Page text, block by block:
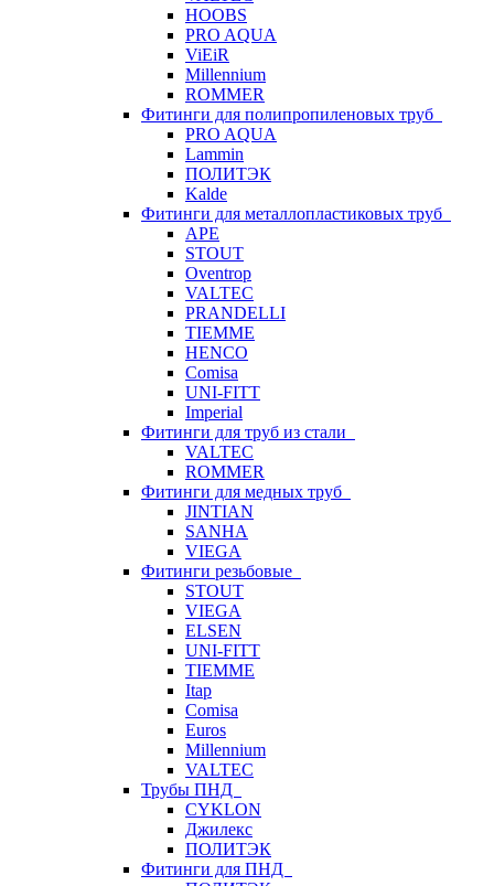
HOOBS
PRO AQUA
ViEiR
Millennium
ROMMER
Фитинги для полипропиленовых труб
PRO AQUA
Lammin
ПОЛИТЭК
Kalde
Фитинги для металлопластиковых труб
APE
STOUT
Oventrop
VALTEC
PRANDELLI
TIEMME
HENCO
Comisa
UNI-FITT
Imperial
Фитинги для труб из стали
VALTEC
ROMMER
Фитинги для медных труб
JINTIAN
SANHA
VIEGA
Фитинги резьбовые
STOUT
VIEGA
ELSEN
UNI-FITT
TIEMME
Itap
Comisa
Euros
Millennium
VALTEC
Трубы ПНД
CYKLON
Джилекс
ПОЛИТЭК
Фитинги для ПНД